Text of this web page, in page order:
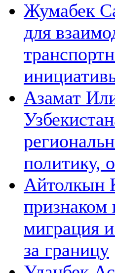
Жумабек
для
Азамат
политику,
Айтолкын
признаком
миграция
за границу